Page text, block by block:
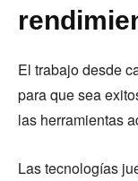
El trabajo desde
para que sea
las herramientas
Las tecnologías